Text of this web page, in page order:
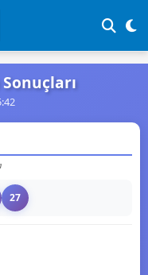
27